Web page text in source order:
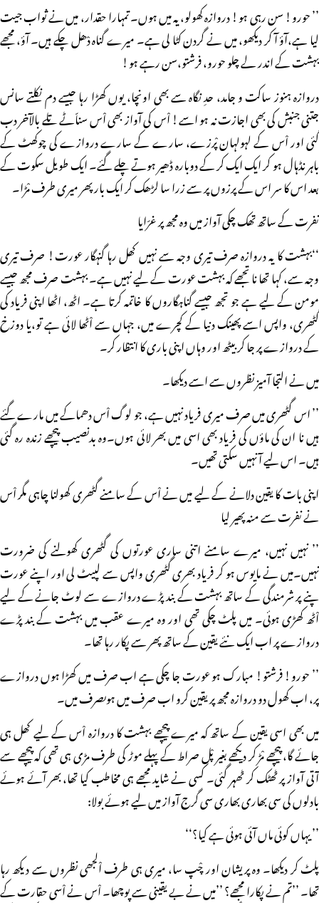
’’ حورو! سن رہی ہو! دروازہ کھولو، یہ میں ہوں۔ تمہارا حقدار، میں نے ثواب جیت
لیا ہے،آؤ آ کر دیکھو، میں نے گردن کٹا لی ہے۔ میرے گناہ دْھل چکے ہیں۔ آؤ، مجھے
بہشت کے اندر لے چلو حورو، فرشتو،سن رہے ہو!
دروازہ ہنوز ساکت و جامد، حدِ نگاہ سے بھی اونچا، یوں کھڑا رہا جیسے دم نکلتے سانس
جتنی جنبش کی بھی اجازت نہ ہو اسے! اْس کی آواز بھی اْس سناّٹے تلے بالآخر دب
گئی اور اْس کے لہولہان پْرزے، سارے کے سارے دروازے کی چوکھٹ کے
باہر نڈہال ہو کر ایک ایک کر کے دوبارہ ڈھیر ہوتے چلے گئے۔ ایک طویل سکوت کے
بعد اس کا سر اس کے پرزوں پر سے زرا سا لڑھک کر ایک بار پھر میری طرف مْڑا۔
نفرت کے ساتھ تھک چکی آواز میں وہ مجھ پر غرّایا
‘‘بہشت کا یہ دروازہ صرف تیری وجہ سے نہیں کھل رہا گنہگار عورت! صرف تیری
وجہ سے، کہا تھا نا تجھے کہ بہشت عورت کے لیے نہیں ہے۔ بہشت صرف مجھ جیسے
مومن کے لیے ہے جو تجھ جیسے گناہگاروں کا خاتمہ کرتا ہے۔ اٹھ، اٹھا اپنی فریاد کی
گٹھری، واپس اسے پھینک دنیا کے کچرے میں، جہاں سے اْٹھا لائی ہے تو،یا دوزخ
کے دروازے پر جا کر بیٹھ اور وہاں اپنی باری کا انتظار کر۔
میں نے التجا آمیز نظروں سے اسے دیکھا۔
’’ اس گٹھری میں صرف میری فریاد نہیں ہے، جو لوگ اْس دھماکے میں مارے گئے
ہیں نا ان کی ماؤں کی فریاد بھی اسی میں بھر لائی ہوں۔وہ بدنصیب پیچھے زندہ رہ گئی
ہیں۔ اس لیے آ نہیں سکتی تھیں۔
اپنی بات کا یقین دلانے کے لیے میں نے اْس کے سامنے گٹھری کھولنا چاہی مگر اْس
نے نفرت سے منہ پھیر لیا
’’ نہیں نہیں، میرے سامنے اتنی ساری عورتوں کی گٹھری کھولنے کی ضرورت
نہیں۔میں نے مایوس ہو کر فریاد بھری گٹھری واپس سے لپیٹ لی اور اپنے عورت
پنے پر شرمندگی کے ساتھ بہشت کے بند پڑے دروازے سے لوٹ جانے کے لیے
اْٹھ کھڑی ہوئی۔ میں پلٹ چکی تھی اور وہ میرے عقب میں بہشت کے بند پڑے
دروازے پر اب ایک نئے یقین کے ساتھ پھر سے پکار رہا تھا۔
’’ حورو! فرشتو! مبارک ہو عورت جا چکی ہے اب صرف میں کھڑا ہوں دروازے
پر، اب کھول دو دروازہ مجھ پر یقین کرو اب صرف میں ہوںصرف میں۔
میں بھی اسی یقین کے ساتھ کہ میرے پیچھے بہشت کا دروازہ اْس کے لیے کھل ہی
جائے گا، پیچھے مْڑ کر دیکھے بغیر پْل صراط کے پہلے موڑ کی طرف مڑی ہی تھی کہ پیچھے سے
آتی آواز پر ٹھٹک کر ٹھہر گئی۔ کسی نے شاید مجھے ہی مخاطب کیا تھا، بھر آئے ہوئے
بادلوں کی سی بھاری بھاری سی گرج آواز میں لیے ہوئے بولا:
’’ یہاں کوئی ماں آئی ہوئی ہے کیا؟‘‘
پلٹ کر دیکھا۔ وہ پریشان اور چْپ سا، میری ہی طرف اْلجھی نظروں سے دیکھ رہا
تھا۔ ’’تم نے پکارا مجھے؟ ’’میں نے بے یقینی سے پوچھا۔ اْس نے اْسی حقارت کے